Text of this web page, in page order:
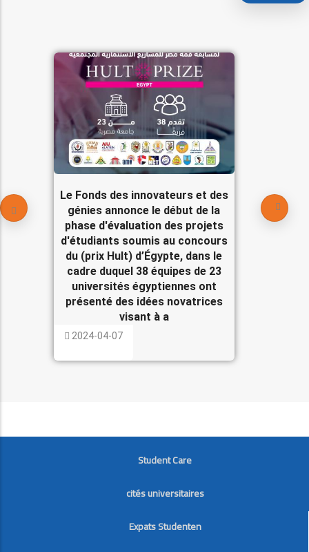
Le Fonds des innovateurs et des
génies annonce le début de la
phase d'évaluation des projets
d'étudiants soumis au concours
du (prix Hult) d’Égypte, dans le
cadre duquel 38 équipes de 23
universités égyptiennes ont
présenté des idées novatrices
visant à a
2024-04-07
FOOTER
Student Care
cités universitaires
Expats Studenten